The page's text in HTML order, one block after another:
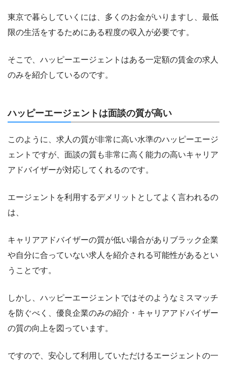
東京で暮らしていくには、多くのお金がいりますし、最低
限の生活をするためにある程度の収入が必要です。
そこで、ハッピーエージェントはある一定額の賃金の求人
のみを紹介しているのです。
ハッピーエージェントは面談の質が高い
このように、求人の質が非常に高い水準のハッピーエージ
ェントですが、面談の質も非常に高く能力の高いキャリア
アドバイザーが対応してくれるのです。
エージェントを利用するデメリットとしてよく言われるの
は、
キャリアアドバイザーの質が低い場合がありブラック企業
や自分に合っていない求人を紹介される可能性があるとい
うことです。
しかし、ハッピーエージェントではそのようなミスマッチ
を防ぐべく、優良企業のみの紹介・キャリアアドバイザー
の質の向上を図っています。
ですので、安心して利用していただけるエージェントの一